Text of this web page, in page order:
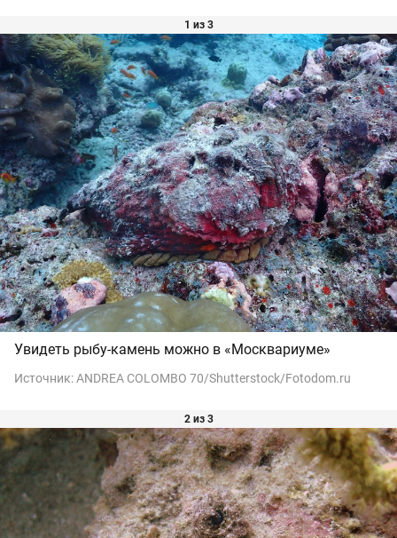
1 из 3
Увидеть рыбу-камень можно в «Москвариуме»
Источник:ANDREA COLOMBO 70/Shutterstock/Fotodom.ru
2 из 3